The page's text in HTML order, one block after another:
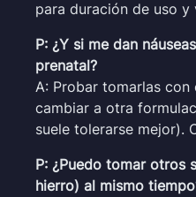
para duración de uso y
P: ¿Y si me dan
prenatal?
A: Probar tomarlas
cambiar a otra
suele tolerarse mejor).
P: ¿Puedo tomar otros
hierro) al mismo